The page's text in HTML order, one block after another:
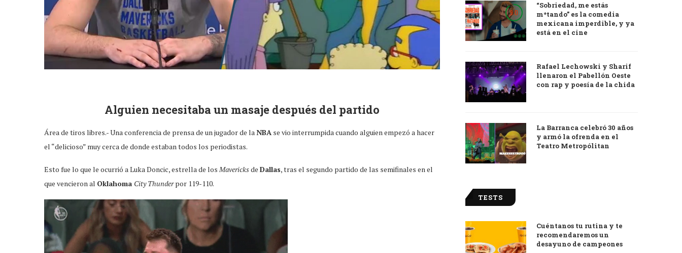
Alguien necesitaba un masaje después del partido
Área de tiros libres.- Una conferencia de prensa de un jugador de laNBAse vio interrumpida cuando alguien empezó a hacer
el “delicioso” muy cerca de donde estaban todos los periodistas.
Esto fue lo que le ocurrió a Luka Doncic, estrella de los Mavericksde Dallas, tras el segundo partido de las semifinales en el
que vencieron al Oklahoma City Thunderpor 119-110.
9.0
“Sobriedad, me estás
m*tando” es la comedia
mexicana imperdible, y ya
está en el cine
Rafael Lechowski y Sharif
llenaron el Pabellón Oeste
con rap y poesía de la chida
La Barranca celebró 30 años
y armó la ofrenda en el
Teatro Metropólitan
TESTS
Cuéntanos tu rutina y te
recomendaremos un
desayuno de campeones